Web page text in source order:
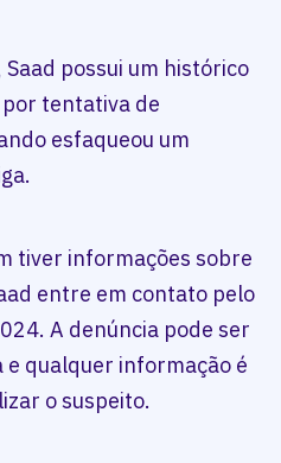
possui um histórico
tentativa de
esfaqueou um
tiver informações sobre
entre em contato pelo
A denúncia pode ser
qualquer informação é
o suspeito.